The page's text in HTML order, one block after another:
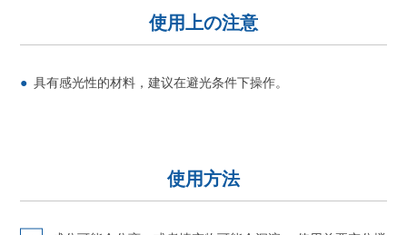
使用上の注意
具有感光性的材料，建议在避光条件下操作。
使用方法